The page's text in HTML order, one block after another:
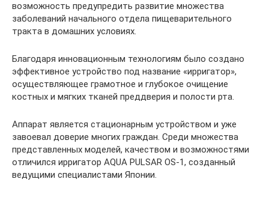
возможность предупредить развитие множества
заболеваний начального отдела пищеварительного
тракта в домашних условиях.
Благодаря инновационным технологиям было создано
эффективное устройство под название «ирригатор»,
осуществляющее грамотное и глубокое очищение
костных и мягких тканей преддверия и полости рта.
Аппарат является стационарным устройством и уже
завоевал доверие многих граждан. Среди множества
представленных моделей, качеством и возможностями
отличился ирригатор AQUA PULSAR OS-1, созданный
ведущими специалистами Японии.